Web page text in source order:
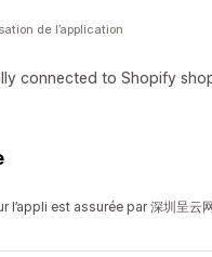
connected to Shopify
de l’application
l’appli est assurée par 深圳呈云